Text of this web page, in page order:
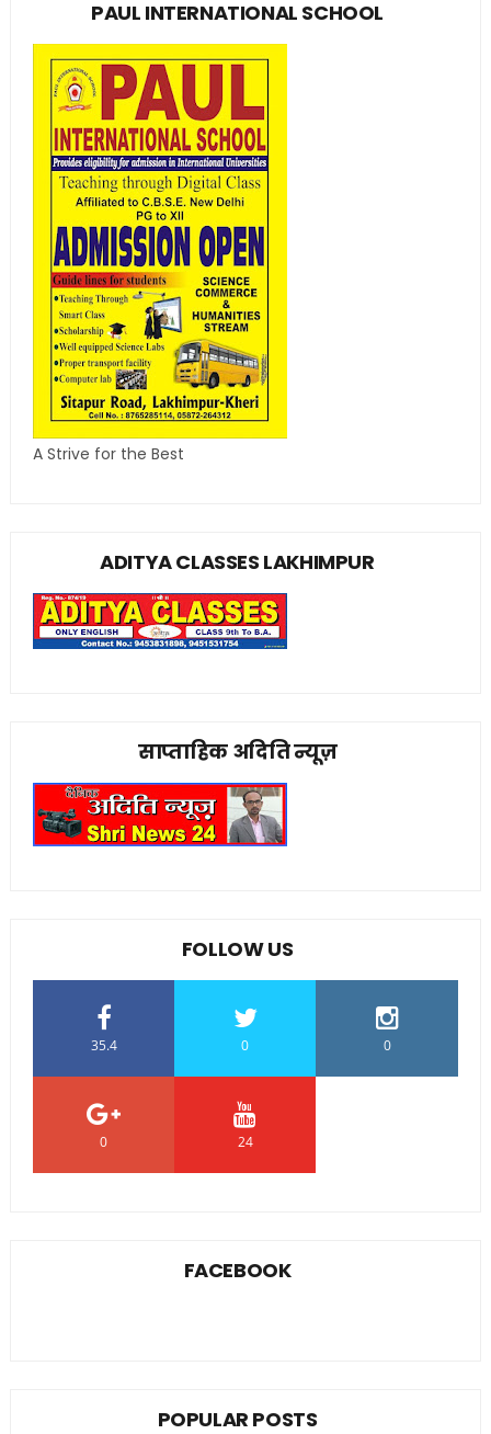
PAUL INTERNATIONAL SCHOOL
A Strive for the Best
ADITYA CLASSES LAKHIMPUR
साप्ताहिक अदिति न्यूज़
FOLLOW US
35.4 0 0
0 24
FACEBOOK
POPULAR POSTS